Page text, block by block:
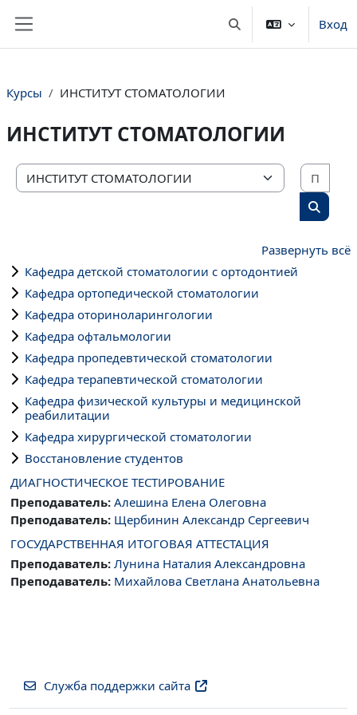
Изменить данныеВход
Курсы ИНСТИТУТ СТОМАТОЛОГИИ
ИНСТИТУТ СТОМАТОЛОГИИ
Категории курсов
Поиск
Развернуть всё
Кафедра детской стоматологии с ортодонтией
Кафедра ортопедической стоматологии
Кафедра оториноларингологии
Кафедра офтальмологии
Кафедра пропедевтической стоматологии
Кафедра терапевтической стоматологии
Кафедра физической культуры и медицинской
реабилитации
Кафедра хирургической стоматологии
Восстановление студентов
ДИАГНОСТИЧЕСКОЕ ТЕСТИРОВАНИЕ
Преподаватель: Алешина Елена Олеговна
Преподаватель: Щербинин Александр Сергеевич
ГОСУДАРСТВЕННАЯ ИТОГОВАЯ АТТЕСТАЦИЯ
Преподаватель: Лунина Наталия Александровна
Преподаватель: Михайлова Светлана Анатольевна
Служба поддержки сайта